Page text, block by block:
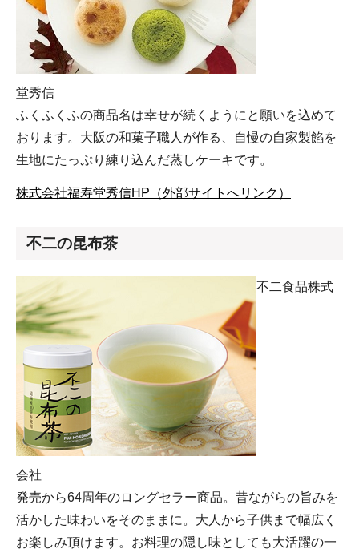
堂秀信
ふくふくふの商品名は幸せが続くようにと願いを込めて
おります。大阪の和菓子職人が作る、自慢の自家製餡を
生地にたっぷり練り込んだ蒸しケーキです。
株式会社福寿堂秀信HP（外部サイトへリンク）
不二の昆布茶
不二食品株式
会社
発売から64周年のロングセラー商品。昔ながらの旨みを
活かした味わいをそのままに。大人から子供まで幅広く
お楽しみ頂けます。お料理の隠し味としても大活躍の一